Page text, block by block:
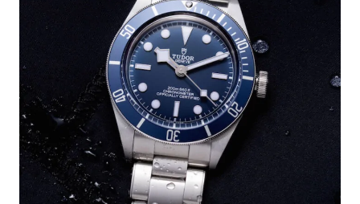
#FOCUS IT #AH.H
#FASHION #MUSIC #MOVIE
#LIFESTYLE #SNEAKER #OUTDOOR
#SPORTS #HANDSOME HANDBOOK